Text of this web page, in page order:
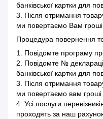
банківської картки для
3. Після отримання
ми повертаємо Вам
Процедура повернення
1. Повідомте програму
2. Повідомте №
банківської картки для
3. Після отримання
ми повертаємо вам
4. Усі послуги
проходять за наш